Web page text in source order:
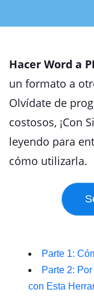
Hacer Word a
un formato a
Olvídate de
costosos, ¡Con
leyendo para
cómo utilizarla.
Parte 1:
Parte 2:
con Esta